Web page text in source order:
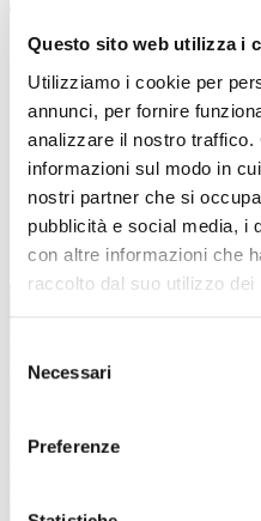
Questo sito web utilizza i
Utilizziamo i cookie per
annunci, per fornire
analizzare il nostro traffico.
informazioni sul modo in
nostri partner che si
pubblicità e social media, i
con altre informazioni che
raccolto dal suo utilizzo dei
delNecessari
Preferenze
TUTTE LE CATEGORIE